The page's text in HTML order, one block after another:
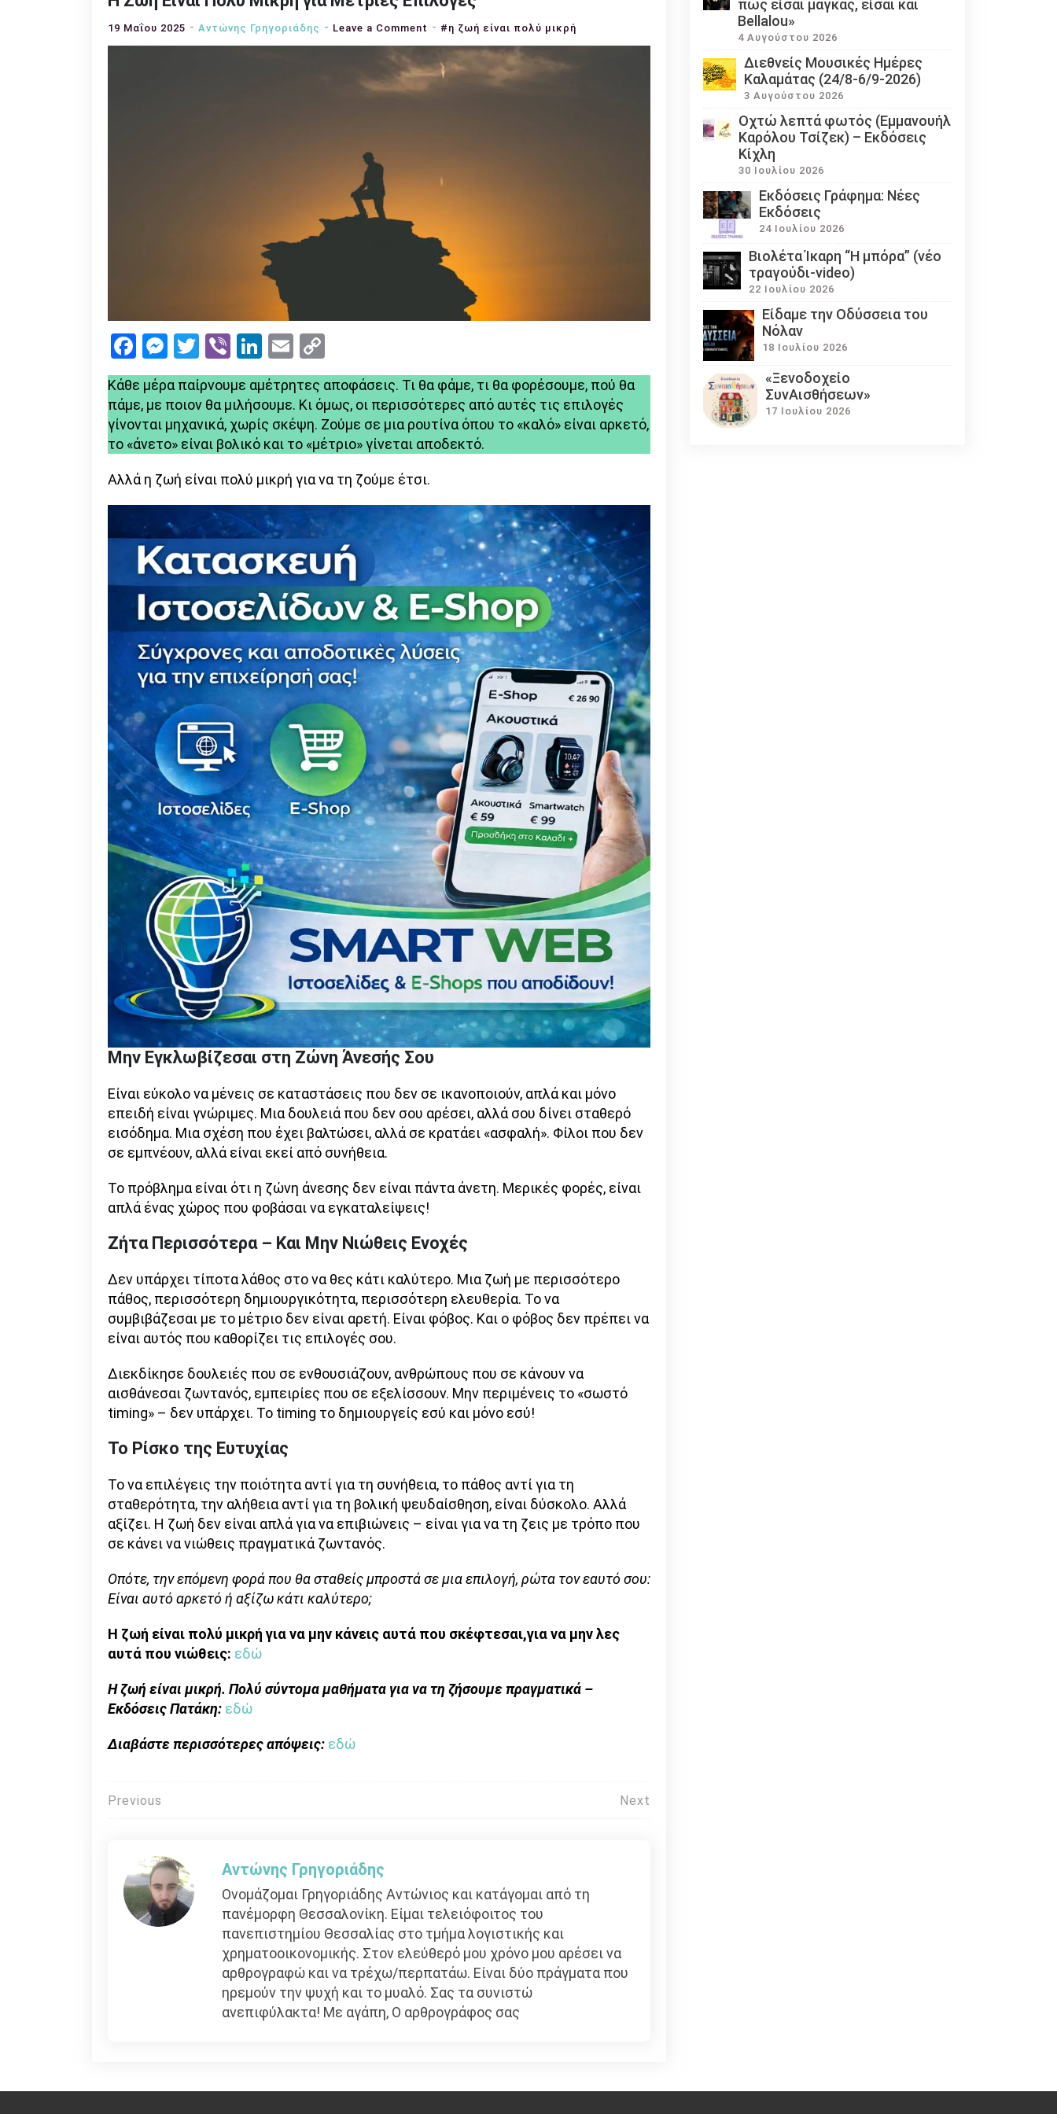
19 Μαΐου 2025 Αντώνης Γρηγοριάδης Leave a Comment on
Η
Ζωή
Επιλογές
#η ζωή είναι πολύ μικρή
Facebook
Messenger
Twitter
ViberLinkedIn
Email
Link
Κάθε μέρα παίρνουμε αμέτρητες αποφάσεις. Τι θα φάμε, τι θα φορέσουμε, πού θα
πάμε, με ποιον θα μιλήσουμε. Κι όμως, οι περισσότερες από αυτές τις επιλογές
γίνονται μηχανικά, χωρίς σκέψη. Ζούμε σε μια ρουτίνα όπου το «καλό» είναι αρκετό,
το «άνετο» είναι βολικό και το «μέτριο» γίνεται αποδεκτό.
Αλλά η ζωή είναι πολύ μικρή για να τη ζούμε έτσι.
Μην Εγκλωβίζεσαι στη Ζώνη Άνεσής Σου
Είναι εύκολο να μένεις σε καταστάσεις που δεν σε ικανοποιούν, απλά και μόνο
επειδή είναι γνώριμες. Μια δουλειά που δεν σου αρέσει, αλλά σου δίνει σταθερό
εισόδημα. Μια σχέση που έχει βαλτώσει, αλλά σε κρατάει «ασφαλή». Φίλοι που δεν
σε εμπνέουν, αλλά είναι εκεί από συνήθεια.
Το πρόβλημα είναι ότι η ζώνη άνεσης δεν είναι πάντα άνετη. Μερικές φορές, είναι
απλά ένας χώρος που φοβάσαι να εγκαταλείψεις!
Ζήτα Περισσότερα – Και Μην Νιώθεις Ενοχές
Δεν υπάρχει τίποτα λάθος στο να θες κάτι καλύτερο. Μια ζωή με περισσότερο
πάθος, περισσότερη δημιουργικότητα, περισσότερη ελευθερία. Το να
συμβιβάζεσαι με το μέτριο δεν είναι αρετή. Είναι φόβος. Και ο φόβος δεν πρέπει να
είναι αυτός που καθορίζει τις επιλογές σου.
Διεκδίκησε δουλειές που σε ενθουσιάζουν, ανθρώπους που σε κάνουν να
αισθάνεσαι ζωντανός, εμπειρίες που σε εξελίσσουν. Μην περιμένεις το «σωστό
timing» – δεν υπάρχει. Το timing το δημιουργείς εσύ και μόνο εσύ!
Το Ρίσκο της Ευτυχίας
Το να επιλέγεις την ποιότητα αντί για τη συνήθεια, το πάθος αντί για τη
σταθερότητα, την αλήθεια αντί για τη βολική ψευδαίσθηση, είναι δύσκολο. Αλλά
αξίζει. Η ζωή δεν είναι απλά για να επιβιώνεις – είναι για να τη ζεις με τρόπο που
σε κάνει να νιώθεις πραγματικά ζωντανός.
Οπότε, την επόμενη φορά που θα σταθείς μπροστά σε μια επιλογή, ρώτα τον εαυτό σου:
Είναι αυτό αρκετό ή αξίζω κάτι καλύτερο;
Η ζωή είναι πολύ μικρή για να μην κάνεις αυτά που σκέφτεσαι,για να μην λες
αυτά που νιώθεις: εδώ
Η ζωή είναι μικρή. Πολύ σύντομα μαθήματα για να τη ζήσουμε πραγματικά –
Εκδόσεις Πατάκη: εδώ
Διαβάστε περισσότερες απόψεις: εδώ
Πλοήγηση
Previous Next
Αντώνης Γρηγοριάδης
Ονομάζομαι Γρηγοριάδης Αντώνιος και κατάγομαι από τη
πανέμορφη Θεσσαλονίκη. Είμαι τελειόφοιτος του
πανεπιστημίου Θεσσαλίας στο τμήμα λογιστικής και
χρηματοοικονομικής. Στον ελεύθερό μου χρόνο μου αρέσει να
αρθρογραφώ και να τρέχω/περπατάω. Είναι δύο πράγματα που
ηρεμούν την ψυχή και το μυαλό. Σας τα συνιστώ
ανεπιφύλακτα! Με αγάπη, Ο αρθρογράφος σας
πως είσαι μάγκας, είσαι και
Bellalou»
4 Αυγούστου 2026
Διεθνείς Μουσικές Ημέρες
Καλαμάτας (24/8-6/9-2026)
3 Αυγούστου 2026
Οχτώ λεπτά φωτός (Εμμανουήλ
Καρόλου Τσίζεκ) – Εκδόσεις
Κίχλη
30 Ιουλίου 2026
Εκδόσεις Γράφημα: Νέες
Εκδόσεις
24 Ιουλίου 2026
Βιολέτα Ίκαρη “Η μπόρα” (νέο
τραγούδι-video)
22 Ιουλίου 2026
Eίδαμε την Οδύσσεια του
Νόλαν
18 Ιουλίου 2026
«Ξενοδοχείο
ΣυνΑισθήσεων»
17 Ιουλίου 2026